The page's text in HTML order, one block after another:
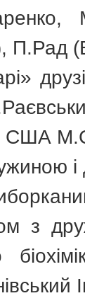
П.Рад
США
і
з